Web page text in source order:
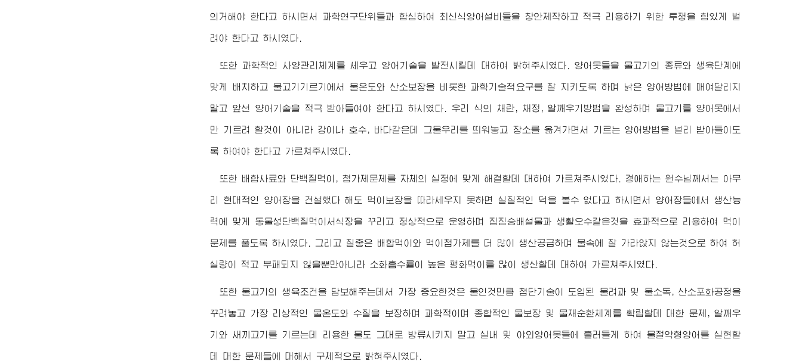
의거해야 한다고 하시면서 과학연구단위들과 합심하여 최신식양어설비들을 창안제작하고 적극 리용하기 위한 투쟁을 힘있게 벌
려야 한다고 하시였다.
또한 과학적인 사양관리체계를 세우고 양어기술을 발전시킬데 대하여 밝혀주시였다. 양어못들을 물고기의 종류와 생육단계에
맞게 배치하고 물고기기르기에서 물온도와 산소보장을 비롯한 과학기술적요구를 잘 지키도록 하며 낡은 양어방법에 매여달리지
말고 앞선 양어기술을 적극 받아들여야 한다고 하시였다. 우리 식의 채란, 채정, 알깨우기방법을 완성하며 물고기를 양어못에서
만 기르려 할것이 아니라 강이나 호수, 바다같은데 그물우리를 띄워놓고 장소를 옮겨가면서 기르는 양어방법을 널리 받아들이도
록 하여야 한다고 가르쳐주시였다.
또한 배합사료와 단백질먹이, 첨가제문제를 자체의 실정에 맞게 해결할데 대하여 가르쳐주시였다. 경애하는 원수님 께서는 아무
리 현대적인 양어장을 건설했다 해도 먹이보장을 따라세우지 못하면 실질적인 덕을 볼수 없다고 하시면서 양어장들에서 생산능
력에 맞게 동물성단백질먹이서식장을 꾸리고 정상적으로 운영하며 집짐승배설물과 생활오수같은것을 효과적으로 리용하여 먹이
문제를 풀도록 하시였다. 그리고 질좋은 배합먹이와 먹이첨가제를 더 많이 생산공급하며 물속에 잘 가라앉지 않는것으로 하여 허
실량이 적고 부패되지 않을뿐만아니라 소화흡수률이 높은 팽화먹이를 많이 생산할데 대하여 가르쳐주시였다.
또한 물고기의 생육조건을 담보해주는데서 가장 중요한것은 물인것만큼 첨단기술이 도입된 물려과 및 물소독, 산소포화공정을
꾸려놓고 가장 리상적인 물온도와 수질을 보장하며 과학적이며 종합적인 물보장 및 물재순환체계를 확립할데 대한 문제, 알깨우
기와 새끼고기를 기르는데 리용한 물도 그대로 방류시키지 말고 실내 및 야외양어못들에 흘러들게 하여 물절약형양어를 실현할
데 대한 문제들에 대해서 구체적으로 밝혀주시였다.